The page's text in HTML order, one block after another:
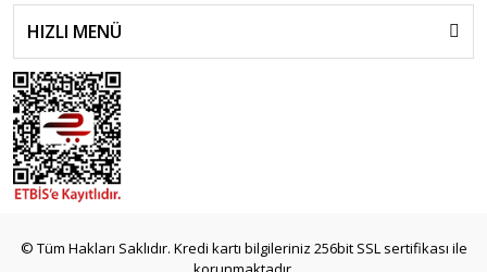
HIZLI MENÜ
© Tüm Hakları Saklıdır. Kredi kartı bilgileriniz 256bit SSL sertifikası ile